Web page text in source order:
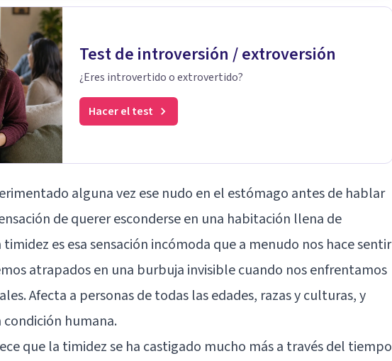
Test de introversión / extroversión
¿Eres introvertido o extrovertido?
Hacer el test
alguna vez ese nudo en el estómago antes de hablar
de querer esconderse en una habitación llena de
timidez es esa sensación incómoda que a menudo nos hace sentir
atrapados en una burbuja invisible cuando nos enfrentamos
Afecta a personas de todas las edades, razas y culturas, y
humana.
que la timidez se ha castigado mucho más a través del tiempo